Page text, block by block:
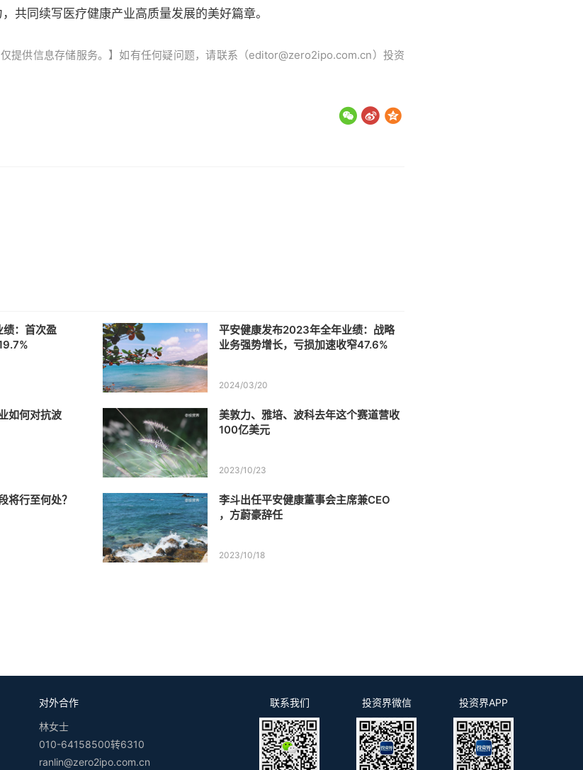
共同续写医疗健康产业高质量发展的美好篇章。
提供信息存储服务。】如有任何疑问题，请联系（editor@zero2ipo.com.cn）投资
：首次盈
平安健康发布2023年全年业绩：战略
业务强势增长，亏损加速收窄47.6%
2024/03/20
如何对抗波
美敦力、雅培、波科去年这个赛道营收
100亿美元
2023/10/23
将行至何处？
李斗出任平安健康董事会主席兼CEO
，方蔚豪辞任
2023/10/18
对外合作
林女士
010-64158500转6310
ranlin@zero2ipo.com.cn
联系我们 投资界微信 投资界APP